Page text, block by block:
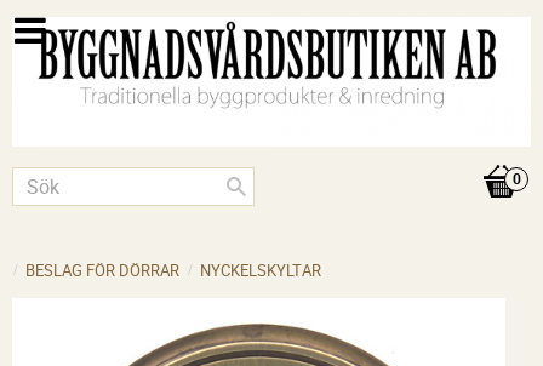
BESLAG FÖR DÖRRAR NYCKELSKYLTAR